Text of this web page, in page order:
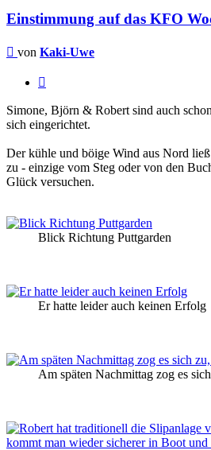
Einstimmung auf das KFO
Beitrag
von Kaki-Uwe
Simone, Björn & Robert sind auch
sich eingerichtet.
Der kühle und böige Wind aus Nord
zu - einzige vom Steg oder von den
Glück versuchen.
Blick Richtung Puttgarden
Er hatte leider auch keinen Erfolg
Am späten Nachmittag zog es